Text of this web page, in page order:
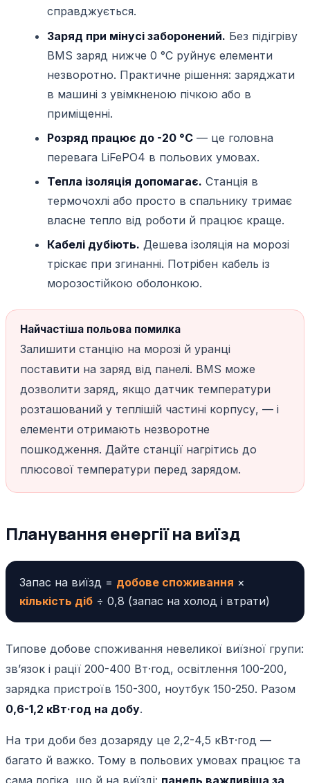
справджується.
Заряд при мінусі заборонений. Без підігріву
BMS заряд нижче 0 °C руйнує елементи
незворотно. Практичне рішення: заряджати
в машині з увімкненою пічкою або в
приміщенні.
Розряд працює до -20 °C — це головна
перевага LiFePO4 в польових умовах.
Тепла ізоляція допомагає. Станція в
термочохлі або просто в спальнику тримає
власне тепло від роботи й працює краще.
Кабелі дубіють. Дешева ізоляція на морозі
тріскає при згинанні. Потрібен кабель із
морозостійкою оболонкою.
Найчастіша польова помилка
Залишити станцію на морозі й уранці
поставити на заряд від панелі. BMS може
дозволити заряд, якщо датчик температури
розташований у теплішій частині корпусу, — і
елементи отримають незворотне
пошкодження. Дайте станції нагрітись до
плюсової температури перед зарядом.
Планування енергії на виїзд
Запас на виїзд = добове споживання ×
кількість діб ÷ 0,8 (запас на холод і втрати)
Типове добове споживання невеликої виїзної групи:
звʼязок і рації 200-400 Вт·год, освітлення 100-200,
зарядка пристроїв 150-300, ноутбук 150-250. Разом
0,6-1,2 кВт·год на добу.
На три доби без дозаряду це 2,2-4,5 кВт·год —
багато й важко. Тому в польових умовах працює та